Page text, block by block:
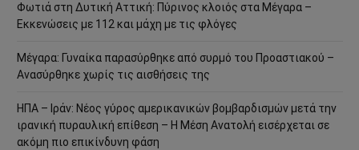
Φωτιά στη Δυτική Αττική: Πύρινος κλοιός στα Μέγαρα –
Εκκενώσεις με 112 και μάχη με τις φλόγες
Μέγαρα: Γυναίκα παρασύρθηκε από συρμό του Προαστιακού –
Ανασύρθηκε χωρίς τις αισθήσεις της
ΗΠΑ – Ιράν: Νέος γύρος αμερικανικών βομβαρδισμών μετά την
ιρανική πυραυλική επίθεση – Η Μέση Ανατολή εισέρχεται σε
ακόμη πιο επικίνδυνη φάση